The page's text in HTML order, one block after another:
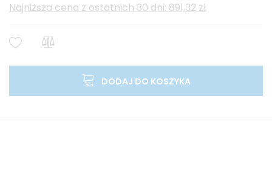
Najniższa cena z ostatnich 30 dni: 891,32 zł
DODAJ DO KOSZYKA